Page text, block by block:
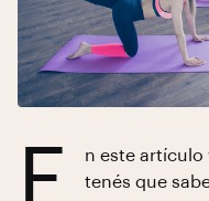
E
n este artículo
tenés que